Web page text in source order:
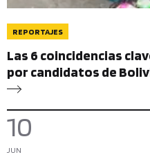
REPORTAJES
Las 6 coincidencias
por candidatos de
10
JUN